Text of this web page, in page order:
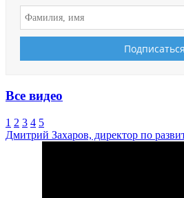
Все видео
1 2 3 4 5
Дмитрий Захаров, директор по